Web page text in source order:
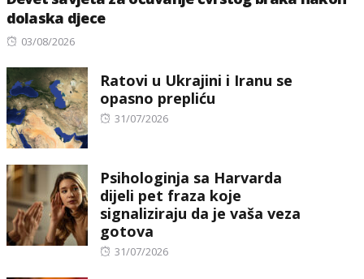
dolaska djece
Posted
03/08/2026
Ratovi u Ukrajini i Iranu se
opasno prepliću
Posted
31/07/2026
Psihologinja sa Harvarda
dijeli pet fraza koje
signaliziraju da je vaša veza
gotova
Posted
31/07/2026